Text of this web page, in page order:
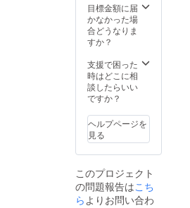
目標金額に届
かなかった場
合どうなりま
すか？
支援で困った
時はどこに相
談したらいい
ですか？
ヘルプページを
見る
このプロジェクト
の問題報告はこち
ら よりお問い合わ